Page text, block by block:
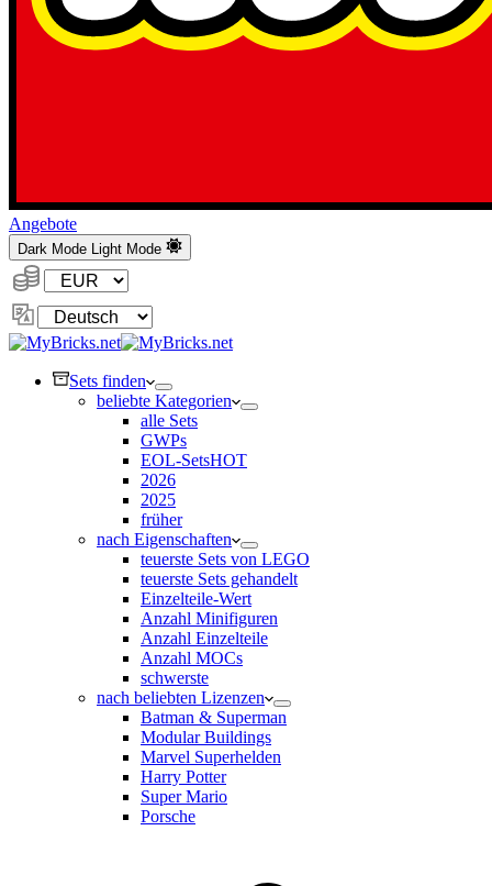
Angebote
Dark Mode Light Mode
Währung:
Sprache
ändern
Sets finden
beliebte Kategorien
alle Sets
GWPs
EOL-SetsHOT
2026
2025
früher
nach Eigenschaften
teuerste Sets von LEGO
teuerste Sets gehandelt
Einzelteile-Wert
Anzahl Minifiguren
Anzahl Einzelteile
Anzahl MOCs
schwerste
nach beliebten Lizenzen
Batman & Superman
Modular Buildings
Marvel Superhelden
Harry Potter
Super Mario
Porsche